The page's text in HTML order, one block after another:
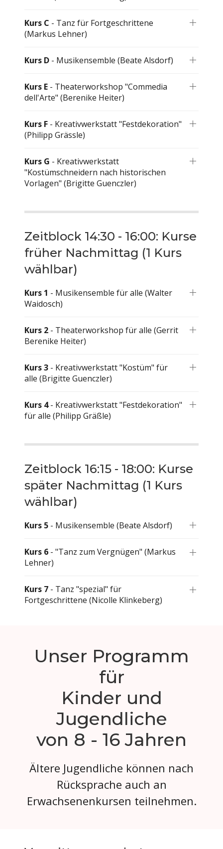
Kurs C - Tanz für Fortgeschrittene
(Markus Lehner)
Kurs D - Musikensemble (Beate Alsdorf)
Kurs E - Theaterworkshop "Commedia
dell'Arte" (Berenike Heiter)
Kurs F - Kreativwerkstatt "Festdekoration"
(Philipp Grässle)
Kurs G - Kreativwerkstatt
"Kostümschneidern nach historischen
Vorlagen" (Brigitte Guenczler)
Zeitblock 14:30 - 16:00: Kurse
früher Nachmittag (1 Kurs
wählbar)
Kurs 1 - Musikensemble für alle (Walter
Waidosch)
Kurs 2 - Theaterworkshop für alle (Gerrit
Berenike Heiter)
Kurs 3 - Kreativwerkstatt "Kostüm" für
alle (Brigitte Guenczler)
Kurs 4- Kreativwerkstatt "Festdekoration"
für alle (Philipp Gräßle)
Zeitblock 16:15 - 18:00: Kurse
später Nachmittag (1 Kurs
wählbar)
Kurs 5 - Musikensemble (Beate Alsdorf)
Kurs 6 - "Tanz zum Vergnügen" (Markus
Lehner)
Kurs 7 - Tanz "spezial" für
Fortgeschrittene (Nicolle Klinkeberg)
Unser Programm
für
Kinder und
Jugendliche
von 8 - 16 Jahren
Ältere Jugendliche können nach
Rücksprache auch an
Erwachsenenkursen teilnehmen.